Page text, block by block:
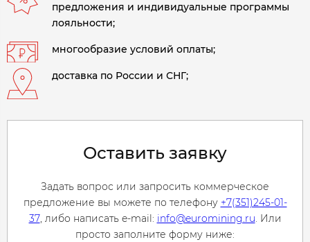
предложения и индивидуальные программы
лояльности;
многообразие условий оплаты;
доставка по России и СНГ;
Оставить заявку
Задать вопрос или запросить коммерческое
предложение вы можете по телефону +7(351)245-01-
37, либо написать e-mail: info@euromining.ru. Или
просто заполните форму ниже: